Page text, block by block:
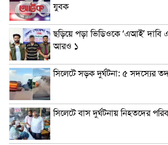
যুবক
ছড়িয়ে পড়া ভিডিওকে ‘এআই’ দাবি
আরও ১
সিলেটে সড়ক দুর্ঘটনা: ৫ সদস্যের
সিলেটে বাস দুর্ঘটনায় নিহতদের